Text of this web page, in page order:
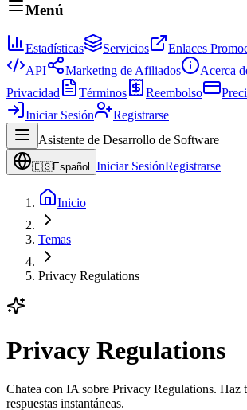
Menú
Estadísticas Servicios
Enlaces
API
Marketing de Afiliados Acerca
Privacidad
Términos Reembolso
Iniciar Sesión
Registrarse
Asistente de Desarrollo de Software
🇪🇸Español Iniciar SesiónRegistrarse
Inicio
Temas
Privacy Regulations
Privacy Regulations
Chatea con IA sobre Privacy Regulations. Haz
respuestas instantáneas.